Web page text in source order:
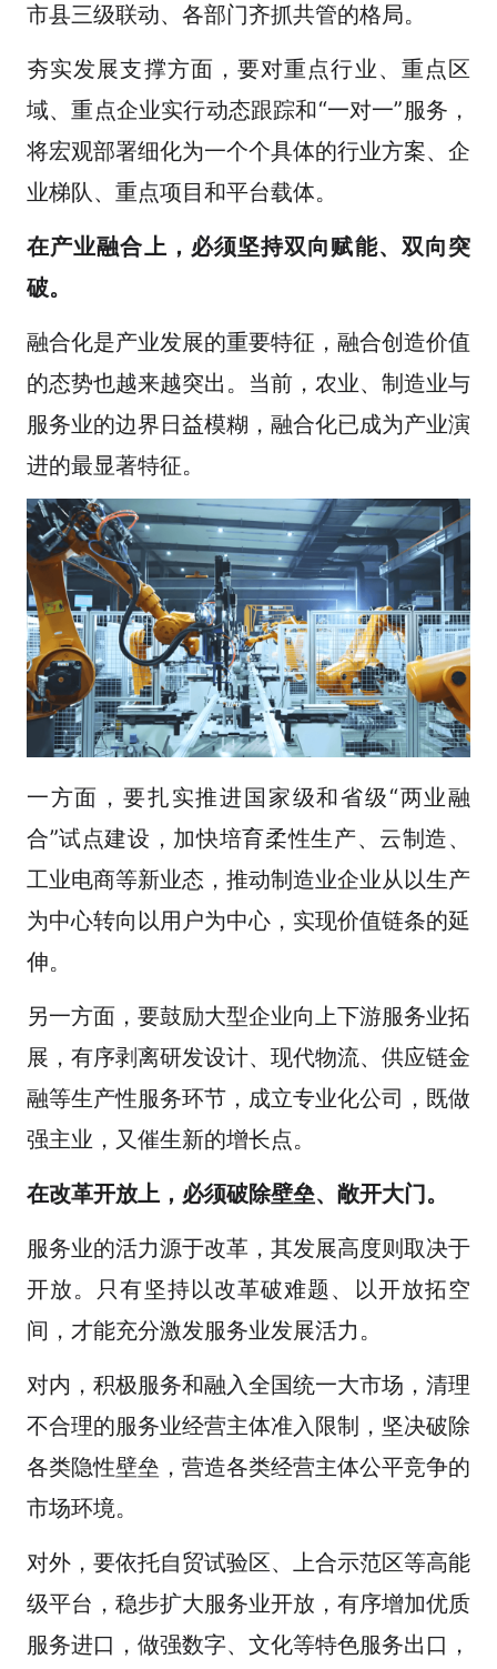
市县三级联动、各部门齐抓共管的格局。
夯实发展支撑方面，要对重点行业、重点区
域、重点企业实行动态跟踪和“一对一”服务，
将宏观部署细化为一个个具体的行业方案、企
业梯队、重点项目和平台载体。
在产业融合上，必须坚持双向赋能、双向突
破。
融合化是产业发展的重要特征，融合创造价值
的态势也越来越突出。当前，农业、制造业与
服务业的边界日益模糊，融合化已成为产业演
进的最显著特征。
一方面，要扎实推进国家级和省级“两业融
合”试点建设，加快培育柔性生产、云制造、
工业电商等新业态，推动制造业企业从以生产
为中心转向以用户为中心，实现价值链条的延
伸。
另一方面，要鼓励大型企业向上下游服务业拓
展，有序剥离研发设计、现代物流、供应链金
融等生产性服务环节，成立专业化公司，既做
强主业，又催生新的增长点。
在改革开放上，必须破除壁垒、敞开大门。
服务业的活力源于改革，其发展高度则取决于
开放。只有坚持以改革破难题、以开放拓空
间，才能充分激发服务业发展活力。
对内，积极服务和融入全国统一大市场，清理
不合理的服务业经营主体准入限制，坚决破除
各类隐性壁垒，营造各类经营主体公平竞争的
市场环境。
对外，要依托自贸试验区、上合示范区等高能
级平台，稳步扩大服务业开放，有序增加优质
服务进口，做强数字、文化等特色服务出口，